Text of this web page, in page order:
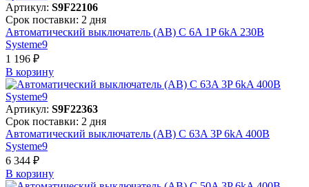
Артикул: S9F22106
Срок поставки: 2 дня
Автоматический выключатель (АВ) C 6A 1P 6kA 230В
Systeme9
1 196 ₽
В корзинy
Артикул: S9F22363
Срок поставки: 2 дня
Автоматический выключатель (АВ) C 63A 3P 6kA 400В
Systeme9
6 344 ₽
В корзинy